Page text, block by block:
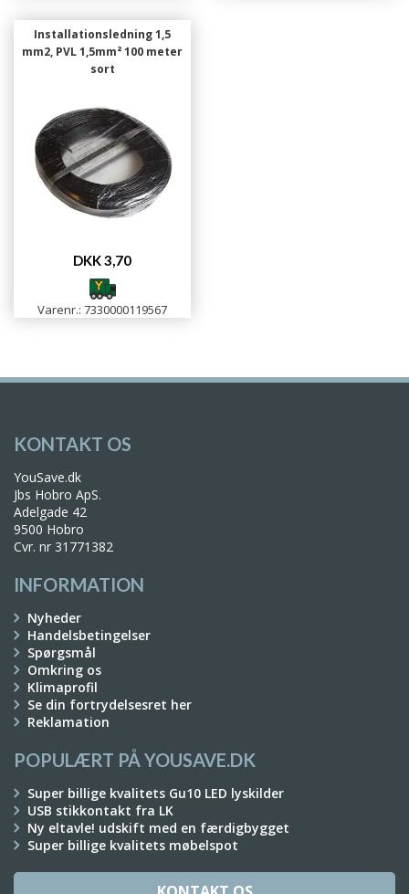
Installationsledning 1,5
mm2, PVL 1,5mm² 100 meter
sort
DKK 3,70
Varenr.: 7330000119567
KONTAKT OS
YouSave.dk
Jbs Hobro ApS.
Adelgade 42
9500 Hobro
Cvr. nr 31771382
INFORMATION
Nyheder
Handelsbetingelser
Spørgsmål
Omkring os
Klimaprofil
Se din fortrydelsesret her
Reklamation
POPULÆRT PÅ YOUSAVE.DK
Super billige kvalitets Gu10 LED lyskilder
USB stikkontakt fra LK
Ny eltavle! udskift med en færdigbygget
Super billige kvalitets møbelspot